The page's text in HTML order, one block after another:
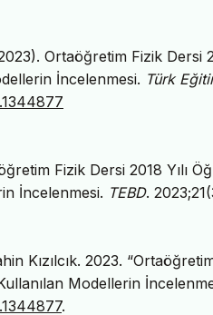
Ortaöğretim Fizik Dersi
İncelenmesi. Türk
Fizik Dersi 2018 Yılı
İncelenmesi. TEBD.
Kızılcık. 2023.
Modellerin
.